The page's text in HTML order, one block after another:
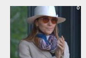
0